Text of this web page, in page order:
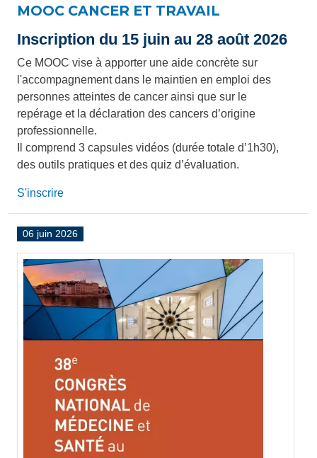
MOOC CANCER ET TRAVAIL
Inscription du 15 juin au 28 août 2026
Ce MOOC vise à apporter une aide concrète sur
l'accompagnement dans le maintien en emploi des
personnes atteintes de cancer ainsi que sur le
repérage et la déclaration des cancers d’origine
professionnelle.
Il comprend 3 capsules vidéos (durée totale d’1h30),
des outils pratiques et des quiz d’évaluation.
S'inscrire
06 juin 2026